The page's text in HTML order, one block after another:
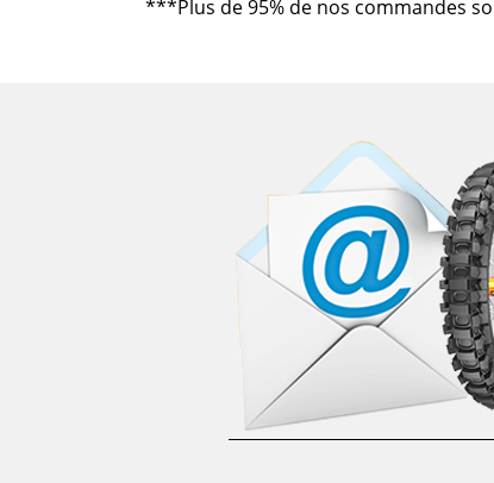
***Plus de 95% de nos commandes